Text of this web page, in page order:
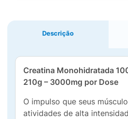
Descrição
Creatina Monohidratada
210g – 3000mg por Dose
O impulso que seus
atividades de alta